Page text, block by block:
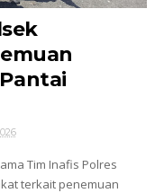
Tim Inafis Polres
terkait penemuan